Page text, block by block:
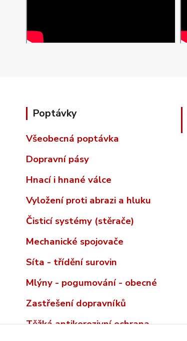
Poptávky
Všeobecná poptávka
Dopravní pásy
Hnací i hnané válce
Vyložení proti abrazi a hluku
Čisticí systémy (stěrače)
Mechanické spojovače
Síta - třídění surovin
Mlýny - pogumování - obecné
Zastřešení dopravníků
Těžká antikorozivní ochrana